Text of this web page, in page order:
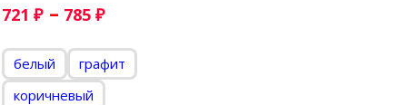
721 ₽ – 785 ₽
белый
графит
коричневый